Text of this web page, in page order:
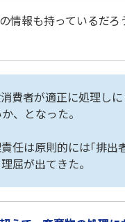
情報も持っているだ
費者が適正に処理し
、となった。
任は原則的には｢排
屈が出てきた。